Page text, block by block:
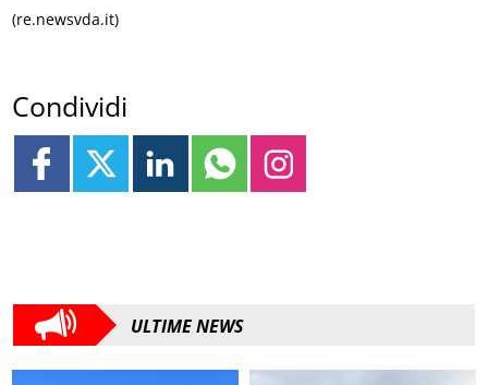
(re.newsvda.it)
Condividi
ULTIME NEWS